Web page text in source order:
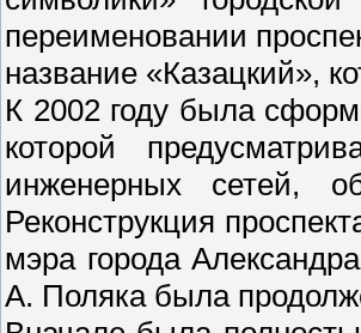
переименовании
название «Казацкий»,
К 2002 году была
которой
инженерных сетей,
Реконструкция
мэра города
А. Поляка была